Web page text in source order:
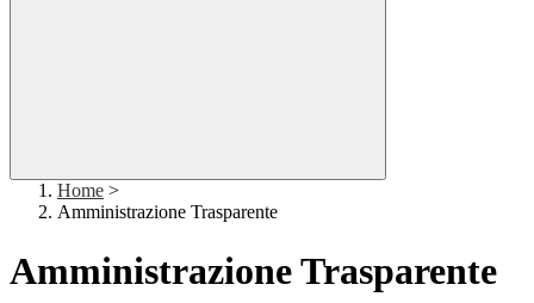
Home >
Amministrazione Trasparente
Amministrazione Trasparente